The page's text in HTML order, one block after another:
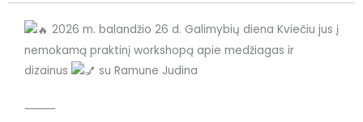
2026 m. balandžio 26 d. Galimybių diena Kviečiu jus į
nemokamą praktinį workshopą apie medžiagas ir
dizainus
su Ramune Judina
⸻